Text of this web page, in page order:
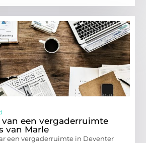
van een vergaderruimte
van Marle
een vergaderruimte in Deventer